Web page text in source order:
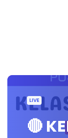
LIVE
🔴